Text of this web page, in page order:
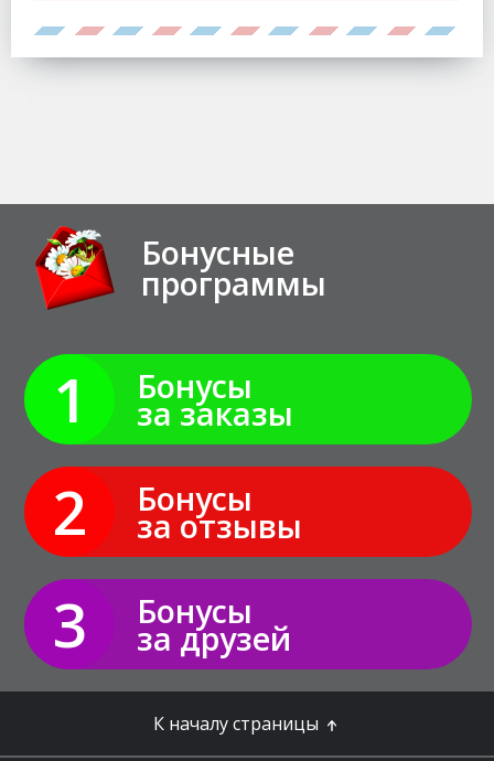
Бонусные
программы
1 Бонусы
за заказы
2 Бонусы
за отзывы
3 Бонусы
за друзей
К началу страницы